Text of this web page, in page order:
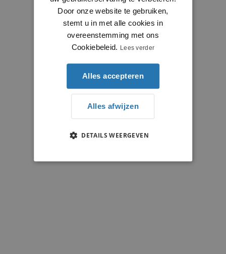
Door onze website te gebruiken,
stemt u in met alle cookies in
overeenstemming met ons
Cookiebeleid. Lees verder
Alles accepteren
Alles afwijzen
DETAILS WEERGEVEN